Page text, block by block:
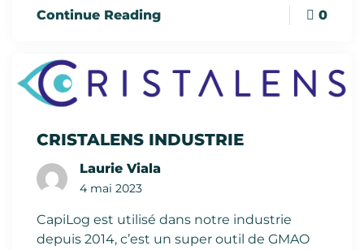
Continue Reading 0
CRISTALENS INDUSTRIE
Laurie Viala
4 mai 2023
CapiLog est utilisé dans notre industrie
depuis 2014, c’est un super outil de GMAO